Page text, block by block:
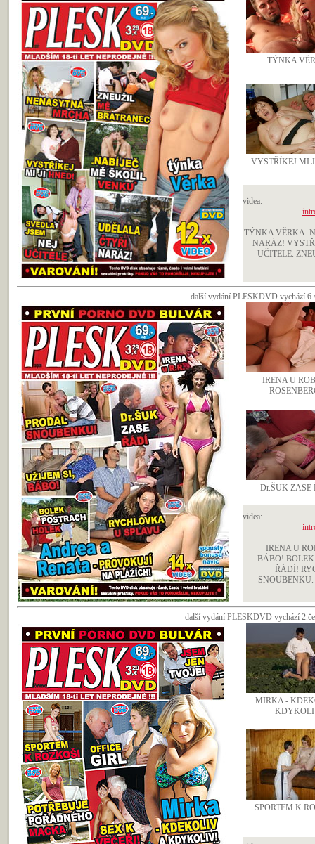
TÝNKA
VYSTŘÍKEJ MI
videa:
TÝNKA VĚRKA.
NARÁZ!
UČITELE.
další vydání PLESKDVD vychází
IRENA U
Dr.ŠUK ZASE
videa:
IRENA U
BÁBO!
ŘÁDÍ!
další vydání PLESKDVD vychází
MIRKA -
SPORTEM K